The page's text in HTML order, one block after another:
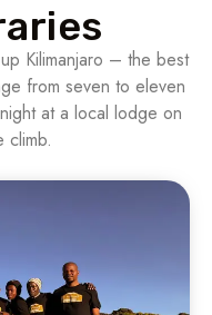
Kilimanjaro – the best
from seven to eleven
at a local lodge on
climb.